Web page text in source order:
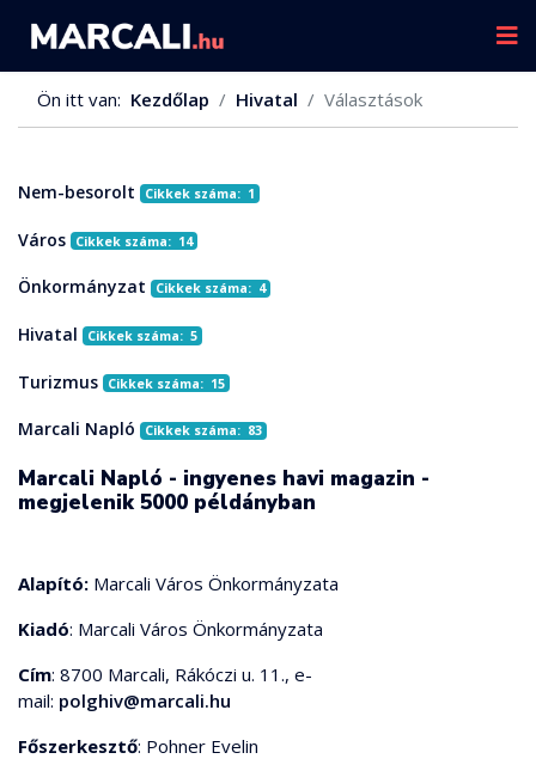
Ön itt van: Kezdőlap Hivatal Választások
Nem-besorolt Cikkek száma: 1
Város Cikkek száma: 14
Önkormányzat Cikkek száma: 4
Hivatal Cikkek száma: 5
Turizmus Cikkek száma: 15
Marcali Napló Cikkek száma: 83
Marcali Napló - ingyenes havi magazin -
megjelenik 5000 példányban
Alapító: Marcali Város Önkormányzata
Kiadó: Marcali Város Önkormányzata
Cím: 8700 Marcali, Rákóczi u. 11., e-
mail: polghiv@marcali.hu
Főszerkesztő: Pohner Evelin